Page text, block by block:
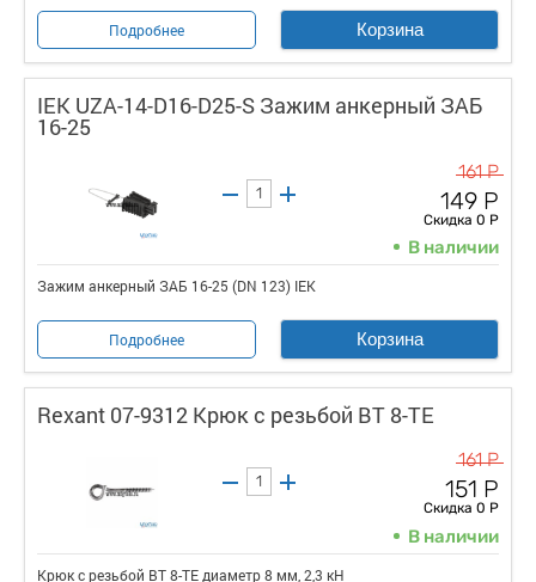
Подробнее Корзина
IEK UZA-14-D16-D25-S Зажим анкерный ЗАБ
16-25
161 Р
149 Р
Скидка 0 Р
В наличии
Зажим анкерный ЗАБ 16-25 (DN 123) IEK
Подробнее Корзина
Rexant 07-9312 Крюк с резьбой BT 8-TE
161 Р
151 Р
Скидка 0 Р
В наличии
Крюк с резьбой BT 8-TE диаметр 8 мм, 2,3 кН